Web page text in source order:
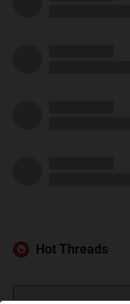
Hot Threads